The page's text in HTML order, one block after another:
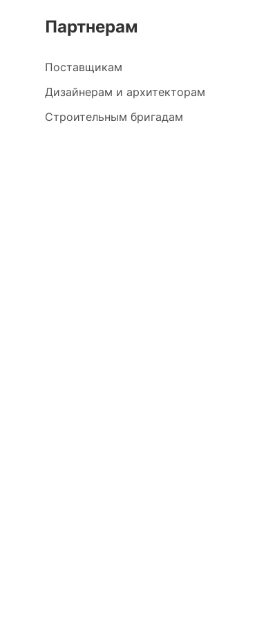
Партнерам
Поставщикам
Дизайнерам и архитекторам
Строительным бригадам